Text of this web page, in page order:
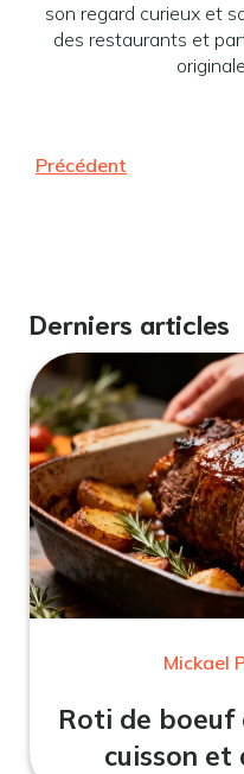
son regard curieux et
des restaurants et
Précédent
Derniers articles
Mickael
Roti de boeuf
cuisson et